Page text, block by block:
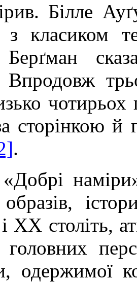
Білле
з класиком
Берґман
Впродовж
чотирьох
сторінкою
.
ХХ століть,
головних
одержимої